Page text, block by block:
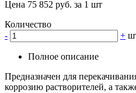
Цена 75 852 руб. за 1 шт
Количество
-
+
Полное описание
Предназначен для
коррозию растворителей, а